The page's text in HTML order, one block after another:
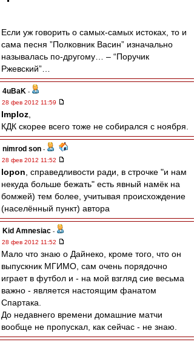
Если уж говорить о самых-самых истоках, то и
сама песня ”Полковник Васин” изначально
называлась по-другому… – “Поручик
Ржевский”…
4uBaK -
28 фев 2012 11:59
Imploz
КДК скорее всего тоже не собирался с ноября.
nimrod son -
28 фев 2012 11:52
lopon , справедливости ради, в строчке "и нам
некуда больше бежать" есть явный намёк на
бомжей) тем более, учитывая происхождение
(населённый пункт) автора
Kid Amnesiac -
28 фев 2012 11:52
Мало что знаю о Дайнеко, кроме того, что он
выпускник МГИМО, сам очень порядочно
играет в футбол и - на мой взгляд сие весьма
важно - является настоящим фанатом
Спартака.
До недавнего времени домашние матчи
вообще не пропускал, как сейчас - не знаю.